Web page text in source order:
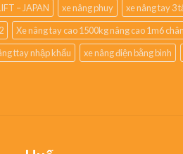
– JAPAN
xe nâng phuy xe nâng tay 3
Xe nâng tay cao 1500kg nâng cao 1m6
ttay nhập khẩu xe nâng điện bằng bình